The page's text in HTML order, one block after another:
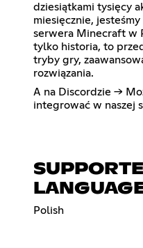
dziesiątkami tysięcy
miesięcznie,
serwera Minecraft w
tylko historia, to
tryby gry,
rozwiązania.
A na Discordzie ->
integrować w naszej
Polish